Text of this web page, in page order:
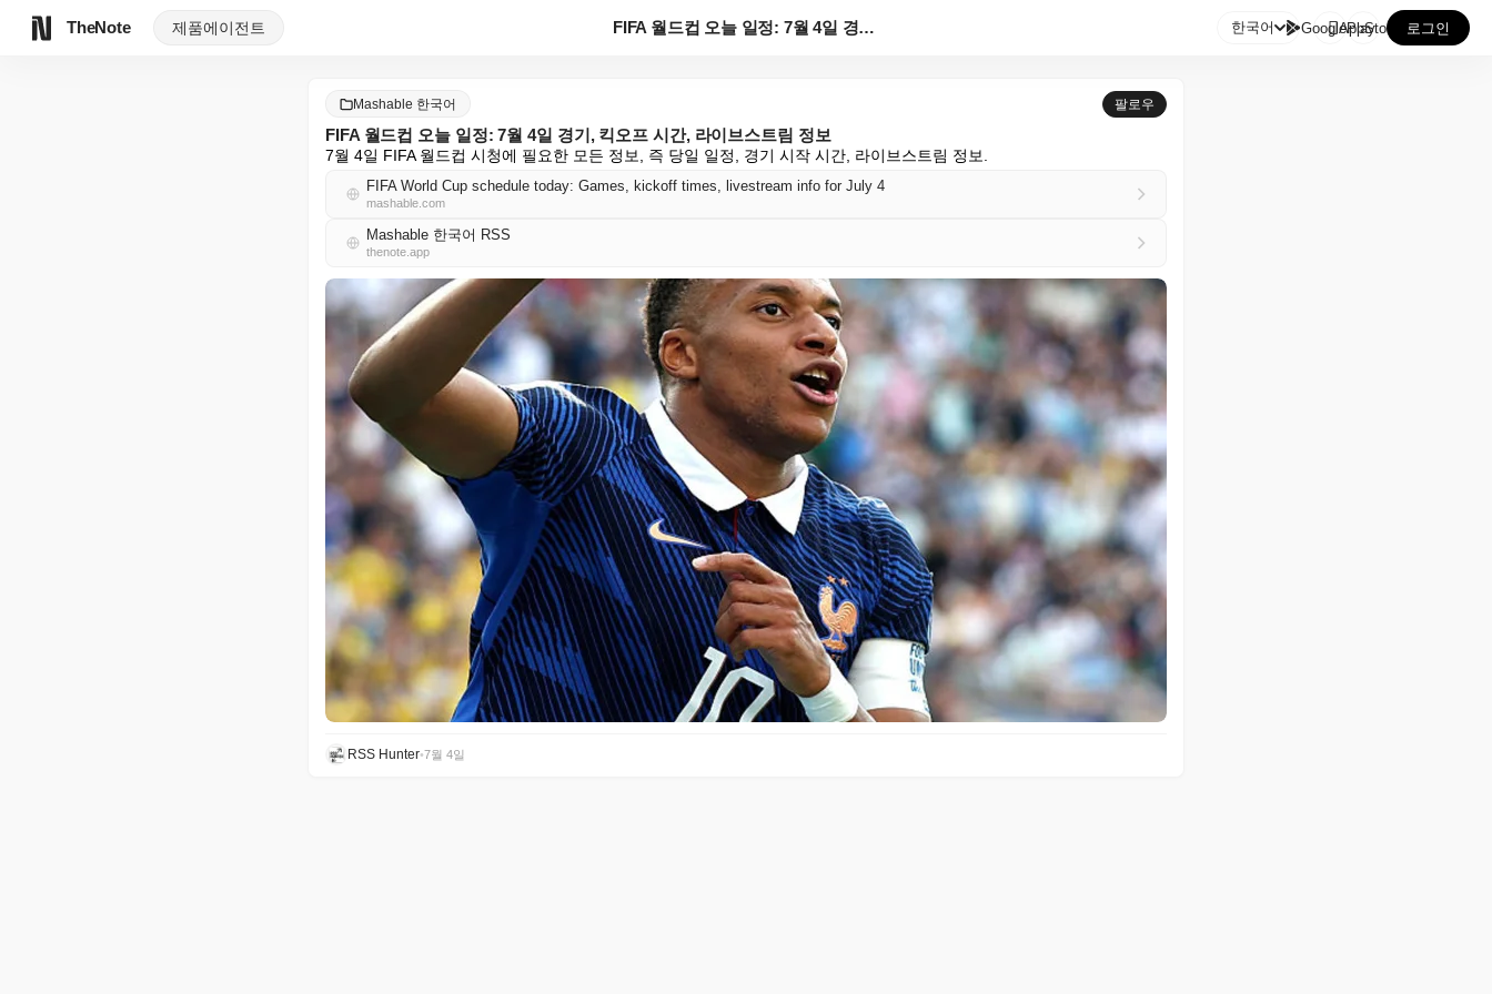
TheNote 제품에이전트 FIFA 월드컵 오늘 일정: 7월 4일 경기, 킥오프 ... 한국어 GooglePlay
AppStore 로그인
Mashable 한국어 팔로우
FIFA 월드컵 오늘 일정: 7월 4일 경기, 킥오프 시간, 라이브스트림 정보
7월 4일 FIFA 월드컵 시청에 필요한 모든 정보, 즉 당일 일정, 경기 시작 시간, 라이브스트림 정보.
FIFA World Cup schedule today: Games, kickoff times, livestream info for July 4
mashable.com
Mashable 한국어 RSS
thenote.app
RSS Hunter•7월 4일